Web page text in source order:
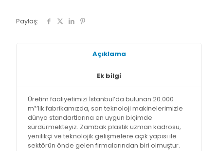
Paylaş:
Açıklama
Ek bilgi
Üretim faaliyetimizi İstanbul’da bulunan 20.000
m²’lik fabrikamızda, son teknoloji makinelerimizle
dünya standartlarına en uygun biçimde
sürdürmekteyiz. Zambak plastik uzman kadrosu,
yenilikçi ve teknolojik gelişmelere açık yapısı ile
sektörün önde gelen firmalarından biri olmuştur.